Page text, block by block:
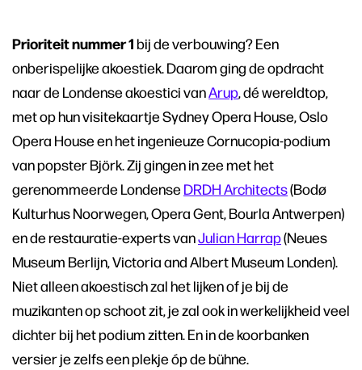
Prioriteit nummer 1bij de verbouwing? Een
onberispelijke akoestiek. Daarom ging de opdracht
naar de Londense akoestici vanArup, dé wereldtop,
met op hun visitekaartje Sydney Opera House, Oslo
Opera House en het ingenieuze Cornucopia-podium
van popster Björk. Zij gingen in zee met het
gerenommeerde Londense DRDH Architects(Bodø
Kulturhus Noorwegen, Opera Gent, Bourla Antwerpen)
en de restauratie-experts vanJulian Harrap(Neues
Museum Berlijn, Victoria and Albert Museum Londen).
Niet alleen akoestisch zal het lijken of je bij de
muzikanten op schoot zit, je zal ook in werkelijkheid veel
dichter bij het podium zitten. En in de koorbanken
versier je zelfs een plekje óp de bühne.